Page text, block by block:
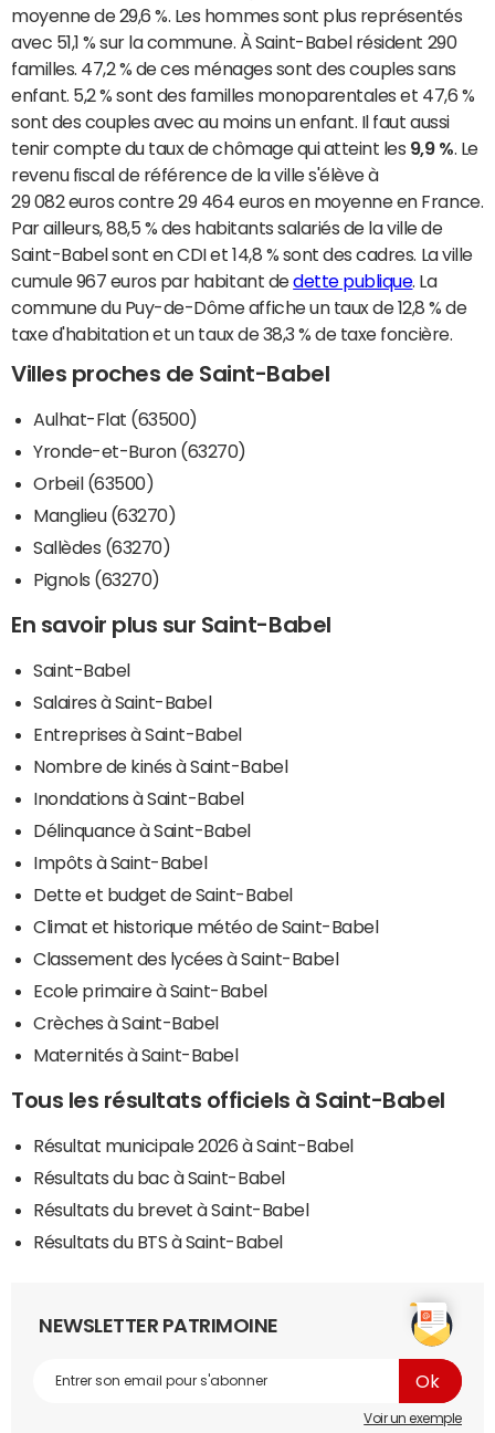
moyenne de 29,6 %. Les hommes sont plus représentés
avec 51,1 % sur la commune. À Saint-Babel résident 290
familles. 47,2 % de ces ménages sont des couples sans
enfant. 5,2 % sont des familles monoparentales et 47,6 %
sont des couples avec au moins un enfant. Il faut aussi
tenir compte du taux de chômage qui atteint les 9,9 % . Le
revenu fiscal de référence de la ville s'élève à
29 082 euros contre 29 464 euros en moyenne en France.
Par ailleurs, 88,5 % des habitants salariés de la ville de
Saint-Babel sont en CDI et 14,8 % sont des cadres. La ville
cumule 967 euros par habitant dedette publique. La
commune du Puy-de-Dôme affiche un taux de 12,8 % de
taxe d'habitation et un taux de 38,3 % de taxe foncière.
Villes proches de Saint-Babel
Aulhat-Flat (63500)
Yronde-et-Buron (63270)
Orbeil (63500)
Manglieu (63270)
Sallèdes (63270)
Pignols (63270)
En savoir plus sur Saint-Babel
Saint-Babel
Salaires à Saint-Babel
Entreprises à Saint-Babel
Nombre de kinés à Saint-Babel
Inondations à Saint-Babel
Délinquance à Saint-Babel
Impôts à Saint-Babel
Dette et budget de Saint-Babel
Climat et historique météo de Saint-Babel
Classement des lycées à Saint-Babel
Ecole primaire à Saint-Babel
Crèches à Saint-Babel
Maternités à Saint-Babel
Tous les résultats officiels à Saint-Babel
Résultat municipale 2026 à Saint-Babel
Résultats du bac à Saint-Babel
Résultats du brevet à Saint-Babel
Résultats du BTS à Saint-Babel
NEWSLETTER PATRIMOINE
Voir un exemple